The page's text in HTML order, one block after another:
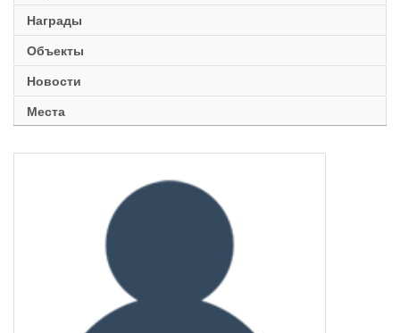
Награды
Объекты
Новости
Места